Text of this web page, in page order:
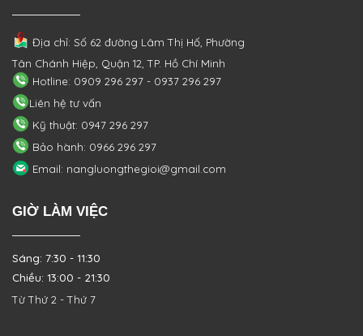
Địa chỉ: Số 62 đường Lâm Thị Hố, Phường
Tân Chánh Hiệp, Quận 12, TP. Hồ Chí Minh
Hotline: 0909 296 297 - 0937 296 297
Liên hệ tư vấn
Kỹ thuật: 0947 296 297
Bảo hành: 0966 296 297
Email: nangluongthegioi@gmail.com
GIỜ LÀM VIỆC
Sáng: 7:30 - 11:30
Chiều: 13:00 - 21:30
Từ Thứ 2 - Thứ 7